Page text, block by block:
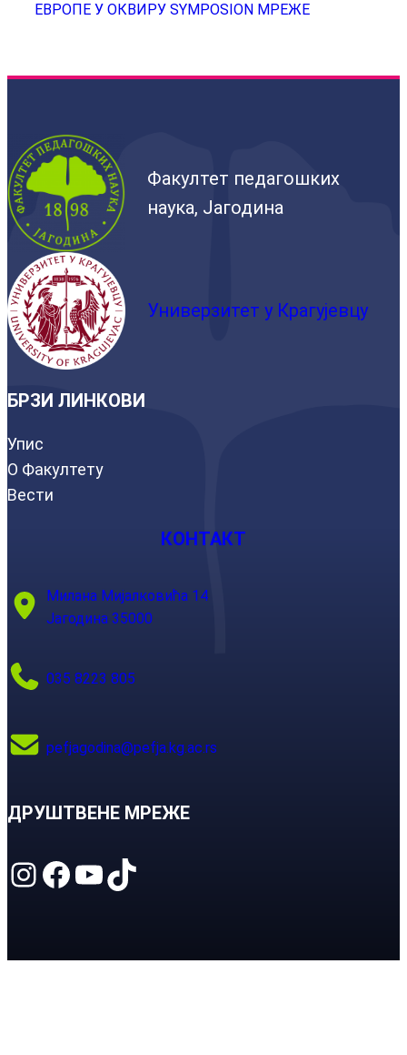
ЕВРОПЕ У ОКВИРУ SYMPOSION МРЕЖЕ
Факултет педагошких
наука, Јагодина
Универзитет у Крагујевцу
БРЗИ ЛИНКОВИ
Упис
О Факултету
Вести
КОНТАКТ
Милана Мијалковића 14
Јагодина 35000
035 8223 805
pefjagodina@pefja.kg.ac.rs
ДРУШТВЕНЕ МРЕЖЕ
Instagram Facebook YouTube TikTok